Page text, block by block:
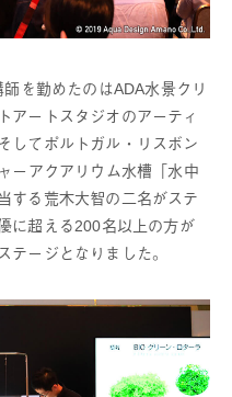
を勤めたのはADA水景クリ
アートスタジオのアーティ
してポルトガル・リスボン
ーアクアリウム水槽「水中
する荒木大智の二名がステ
に超える200名以上の方が
テージとなりました。